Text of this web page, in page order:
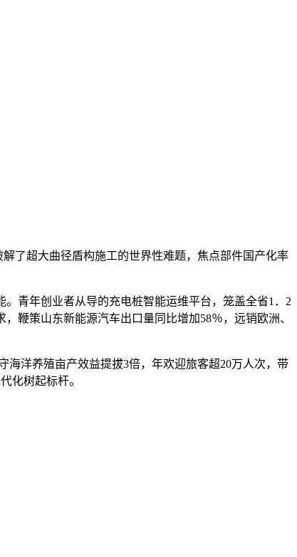
了超大曲径盾构施工的世界性难题，焦点部件国产化率
青年创业者从导的充电桩智能运维平台，笼盖全省1．2
鞭策山东新能源汽车出口量同比增加58％，远销欧洲、
洋养殖亩产效益提拔3倍，年欢迎旅客超20万人次，带
化树起标杆。